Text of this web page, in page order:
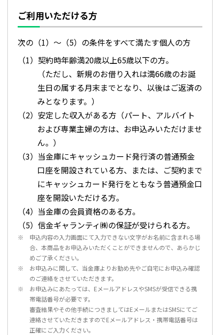
ご利用いただける方
次の（1）〜（5）の条件をすべて満たす個人の方
（1）契約時年齢満20歳以上65歳以下の方。
（ただし、新規のお借り入れは満66歳のお誕
生日の属する月末までとなり、以後はご返済の
みとなります。）
（2）安定した収入がある方（パート、アルバイト
および専業主婦の方は、お申込みいただけませ
ん。）
（3）当金庫にキャッシュカード発行済の普通預金
口座を開設されている方、または、ご契約まで
にキャッシュカード発行をともなう普通預金口
座を開設いただける方。
（4）当金庫の会員資格のある方。
（5）信金ギャランティ㈱の保証が受けられる方。
申込内容の入力画面にて入力できない文字がお名前に含まれる場
合、本商品をお申込みいただくことができませんので、あらかじ
めご了承ください。
お申込みに関して、当金庫よりお勤め先やご自宅にお申込み確認
のご連絡をさせていただきます。
お申込みにあたっては、EメールアドレスやSMSが受信できる携
帯電話番号が必要です。
審査結果やその他手続につきましてはEメールまたはSMSにてご
連絡させていただきますのでEメールアドレス・携帯電話番号は
正確にご入力ください。